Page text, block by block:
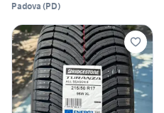
Padova (PD)